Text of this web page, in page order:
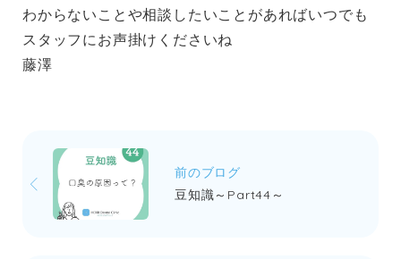
わからないことや相談したいことがあればいつでも
スタッフにお声掛けくださいね
藤澤
前のブログ
豆知識～Part44～